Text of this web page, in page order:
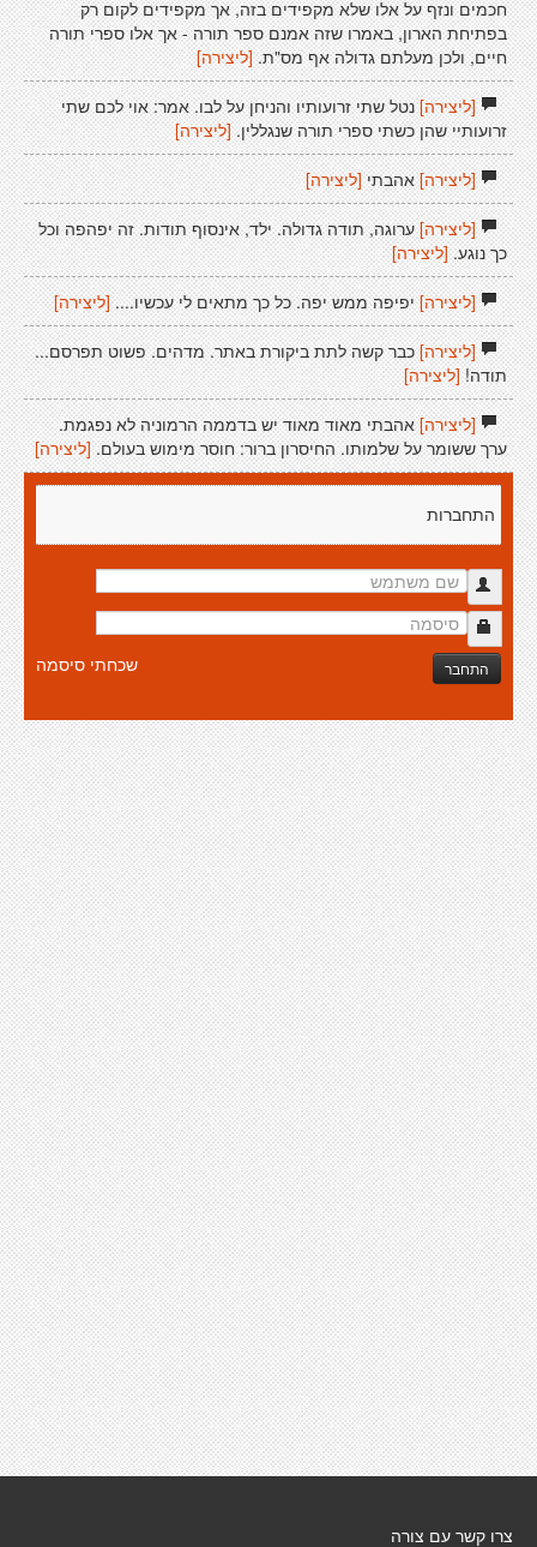
חכמים ונזף על אלו שלא מקפידים בזה, אך מקפידים לקום רק
בפתיחת הארון, באמרו שזה אמנם ספר תורה - אך אלו ספרי תורה
חיים, ולכן מעלתם גדולה אף מס"ת. [ליצירה]
[ליצירה]נטל שתי זרועותיו והניחן על לבו. אמר: אוי לכם שתי
זרועותיי שהן כשתי ספרי תורה שנגללין. [ליצירה]
[ליצירה]אהבתי [ליצירה]
[ליצירה]ערוגה, תודה גדולה. ילד, אינסוף תודות. זה יפהפה וכל
כך נוגע. [ליצירה]
[ליצירה]יפיפה ממש יפה. כל כך מתאים לי עכשיו.... [ליצירה]
[ליצירה]כבר קשה לתת ביקורת באתר. מדהים. פשוט תפרסם...
תודה! [ליצירה]
[ליצירה]אהבתי מאוד מאוד יש בדממה הרמוניה לא נפגמת.
ערך ששומר על שלמותו. החיסרון ברור: חוסר מימוש בעולם.[ליצירה]
התחברות
התחבר שכחתי סיסמה
צרו קשר עם צורה